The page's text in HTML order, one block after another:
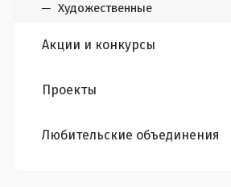
Художественные
Акции и конкурсы
Проекты
Любительские объединения